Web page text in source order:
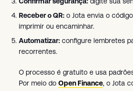
Receber o QR: o Jota envia o
imprimir ou encaminhar.
Automatizar: configure lembretes
recorrentes.
O processo é gratuito e usa
Por meio do Open Finance, o Jota